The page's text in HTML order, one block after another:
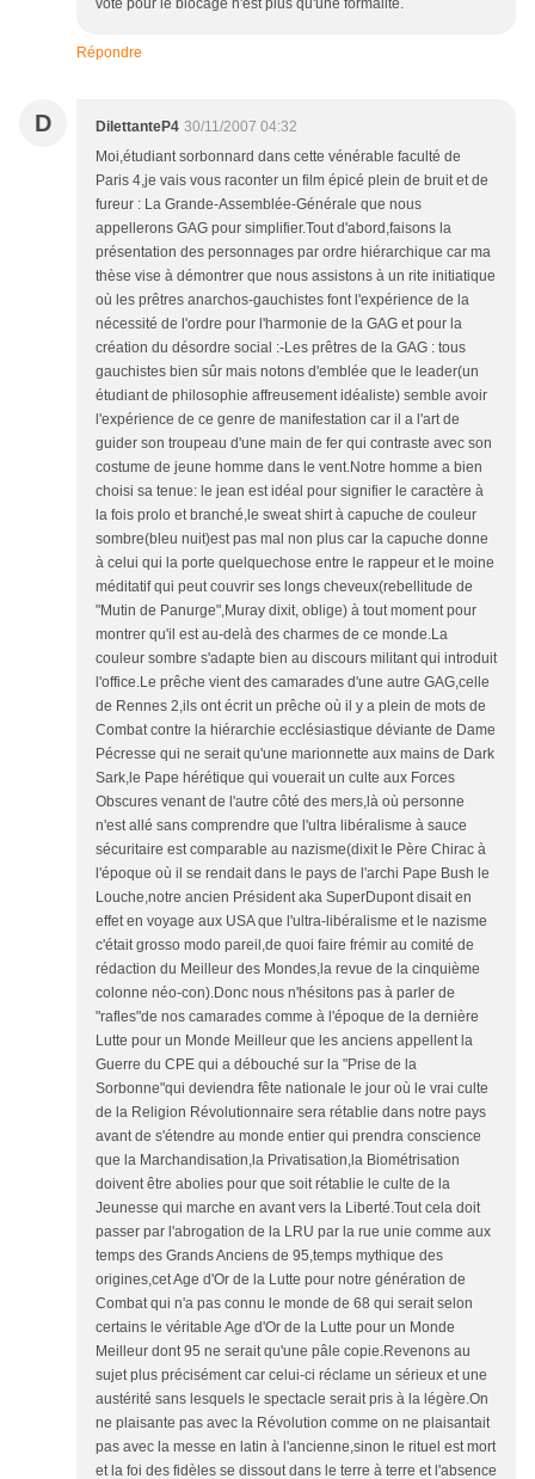
vote pour le blocage n'est plus qu'une formalité.
Répondre
D DilettanteP4 30/11/2007 04:32
Moi,étudiant sorbonnard dans cette vénérable faculté de
Paris 4,je vais vous raconter un film épicé plein de bruit et de
fureur : La Grande-Assemblée-Générale que nous
appellerons GAG pour simplifier.Tout d'abord,faisons la
présentation des personnages par ordre hiérarchique car ma
thèse vise à démontrer que nous assistons à un rite initiatique
où les prêtres anarchos-gauchistes font l'expérience de la
nécessité de l'ordre pour l'harmonie de la GAG et pour la
création du désordre social :-Les prêtres de la GAG : tous
gauchistes bien sûr mais notons d'emblée que le leader(un
étudiant de philosophie affreusement idéaliste) semble avoir
l'expérience de ce genre de manifestation car il a l'art de
guider son troupeau d'une main de fer qui contraste avec son
costume de jeune homme dans le vent.Notre homme a bien
choisi sa tenue: le jean est idéal pour signifier le caractère à
la fois prolo et branché,le sweat shirt à capuche de couleur
sombre(bleu nuit)est pas mal non plus car la capuche donne
à celui qui la porte quelquechose entre le rappeur et le moine
méditatif qui peut couvrir ses longs cheveux(rebellitude de
"Mutin de Panurge",Muray dixit, oblige) à tout moment pour
montrer qu'il est au-delà des charmes de ce monde.La
couleur sombre s'adapte bien au discours militant qui introduit
l'office.Le prêche vient des camarades d'une autre GAG,celle
de Rennes 2,ils ont écrit un prêche où il y a plein de mots de
Combat contre la hiérarchie ecclésiastique déviante de Dame
Pécresse qui ne serait qu'une marionnette aux mains de Dark
Sark,le Pape hérétique qui vouerait un culte aux Forces
Obscures venant de l'autre côté des mers,là où personne
n'est allé sans comprendre que l'ultra libéralisme à sauce
sécuritaire est comparable au nazisme(dixit le Père Chirac à
l'époque où il se rendait dans le pays de l'archi Pape Bush le
Louche,notre ancien Président aka SuperDupont disait en
effet en voyage aux USA que l'ultra-libéralisme et le nazisme
c'était grosso modo pareil,de quoi faire frémir au comité de
rédaction du Meilleur des Mondes,la revue de la cinquième
colonne néo-con).Donc nous n'hésitons pas à parler de
"rafles"de nos camarades comme à l'époque de la dernière
Lutte pour un Monde Meilleur que les anciens appellent la
Guerre du CPE qui a débouché sur la "Prise de la
Sorbonne"qui deviendra fête nationale le jour où le vrai culte
de la Religion Révolutionnaire sera rétablie dans notre pays
avant de s'étendre au monde entier qui prendra conscience
que la Marchandisation,la Privatisation,la Biométrisation
doivent être abolies pour que soit rétablie le culte de la
Jeunesse qui marche en avant vers la Liberté.Tout cela doit
passer par l'abrogation de la LRU par la rue unie comme aux
temps des Grands Anciens de 95,temps mythique des
origines,cet Age d'Or de la Lutte pour notre génération de
Combat qui n'a pas connu le monde de 68 qui serait selon
certains le véritable Age d'Or de la Lutte pour un Monde
Meilleur dont 95 ne serait qu'une pâle copie.Revenons au
sujet plus précisément car celui-ci réclame un sérieux et une
austérité sans lesquels le spectacle serait pris à la légère.On
ne plaisante pas avec la Révolution comme on ne plaisantait
pas avec la messe en latin à l'ancienne,sinon le rituel est mort
et la foi des fidèles se dissout dans le terre à terre et l'absence